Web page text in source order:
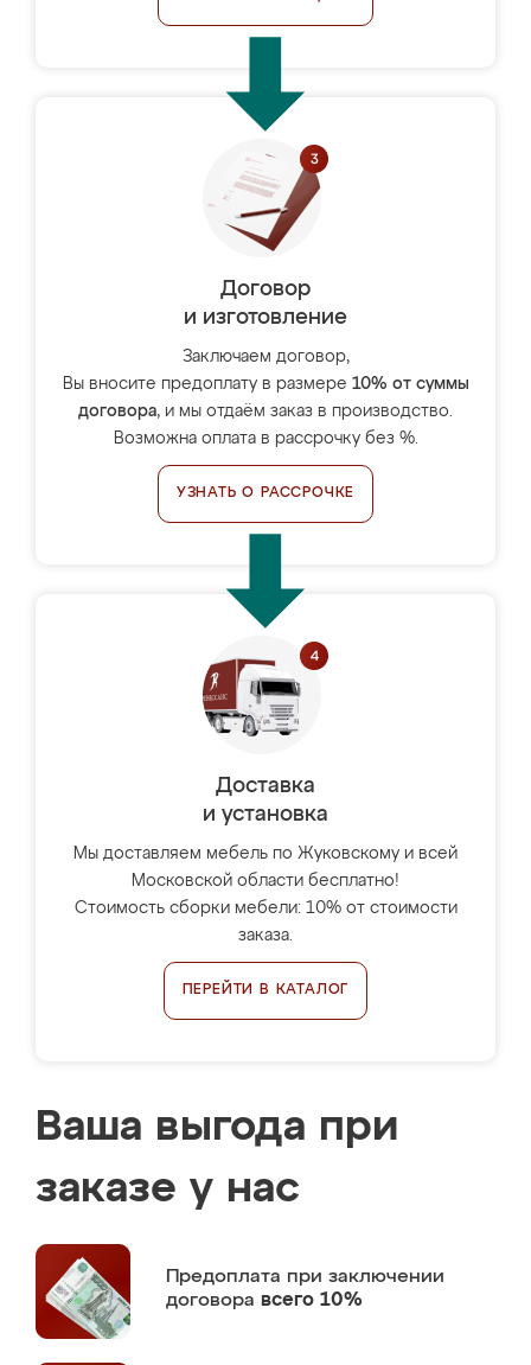
Договор
и изготовление
Заключаем договор,
Вы вносите предоплату в размере 10% от суммы
договора, и мы отдаём заказ в производство.
Возможна оплата в рассрочку без %.
УЗНАТЬ О РАССРОЧКЕ
Доставка
и установка
Мы доставляем мебель по Жуковскому и всей
Московской области бесплатно!
Стоимость сборки мебели: 10% от стоимости
заказа.
ПЕРЕЙТИ В КАТАЛОГ
Ваша выгода при
заказе у нас
Предоплата при заключении
договора всего 10%